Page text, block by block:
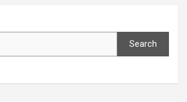
Search